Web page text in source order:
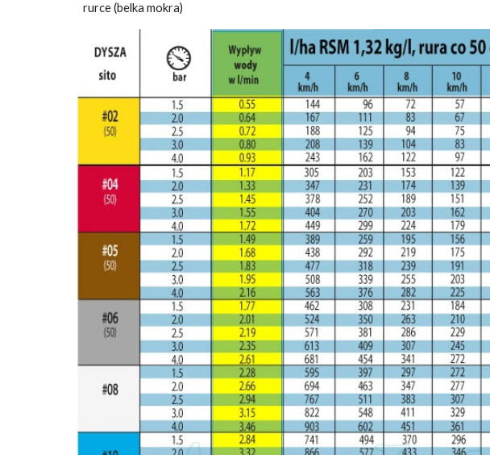
rurce (belka mokra)